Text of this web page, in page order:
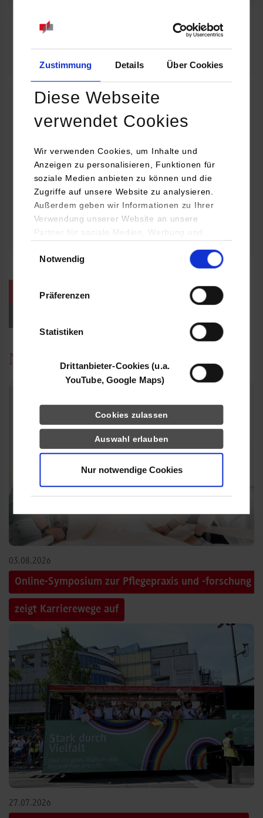
Zustimmung Details Über Cookies
Diese Webseite
verwendet Cookies
Wir verwenden Cookies, um Inhalte und
Anzeigen zu personalisieren, Funktionen für
soziale Medien anbieten zu können und die
Zugriffe auf unsere Website zu analysieren.
Außerdem geben wir Informationen zu Ihrer
Verwendung unserer Website an unsere
Partner für soziale Medien, Werbung und
YouTube, Google Maps) führen diese
Daten zusammen, die Sie ihnen bereitgestellt
haben oder die sie im Rahmen Ihrer Nutzung
Notwendig
Präferenzen
Statistiken
Drittanbieter-Cookies (u.a.
YouTube, Google Maps)
Cookies zulassen
Auswahl erlauben
Nur notwendige Cookies
Online INDIS-Infoveranstaltung für Studierende
Zum Event
Technologietag: Clean Urban Transportation –
nachhaltige Mobilität im (sub)urbanen Umfeld
16.09.2026 - 17.09.2026
Im Mittelpunkt stehen elektrische Antriebe, moderne
Batterietechnologien und innovative Fahrzeugkonzepte für
nachhaltige Mobilität in Stadt und…
weitere Veranstaltungen / Termine
News
03.08.2026
Online-Symposium zur Pflegepraxis und -forschung
zeigt Karrierewege auf
27.07.2026